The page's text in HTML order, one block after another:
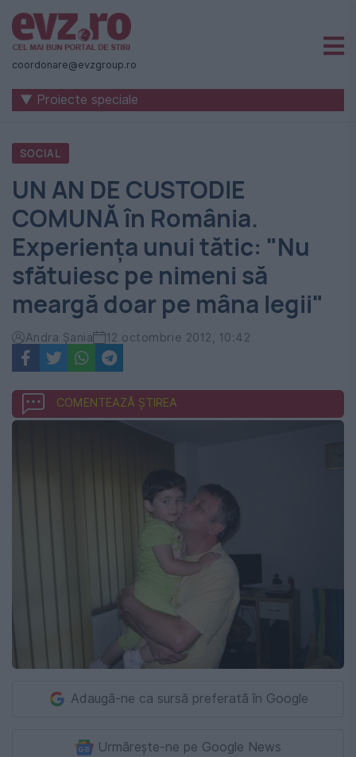
Știri
naționale
internaționale
România
-
Evenimentul
Zilei
coordonare@evzgroup.ro
▼ Proiecte speciale
SOCIAL
UN AN DE CUSTODIE
COMUNĂ în România.
Experienţa unui tătic: "Nu
sfătuiesc pe nimeni să
meargă doar pe mâna legii"
Andra Șania 12 octombrie 2012, 10:42
COMENTEAZĂ ȘTIREA
Adaugă-ne ca sursă preferată în Google
Urmărește-ne pe Google News